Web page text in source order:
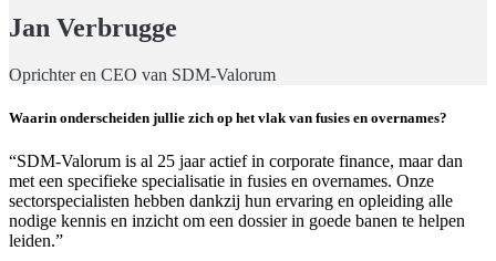
Jan Verbrugge
Oprichter en CEO van SDM-Valorum
Waarin onderscheiden jullie zich op het vlak van fusies en overnames?
“SDM-Valorum is al 25 jaar actief in corporate finance, maar dan
met een specifieke specialisatie in fusies en overnames. Onze
sectorspecialisten hebben dankzij hun ervaring en opleiding alle
nodige kennis en inzicht om een dossier in goede banen te helpen
leiden.”